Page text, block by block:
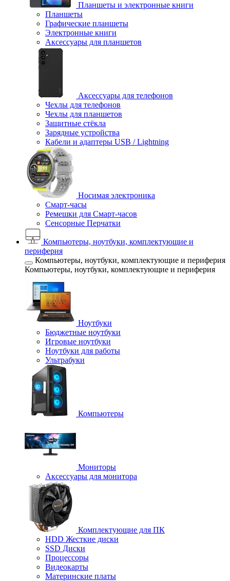
Планшеты и электронные книги
Планшеты
Графические планшеты
Электронные книги
Аксессуары для планшетов
Аксессуары для телефонов
Чехлы для телефонов
Чехлы для планшетов
Защитные стёкла
Зарядные устройства
Кабели и адаптеры USB / Lightning
Носимая электроника
Смарт-часы
Ремешки для Смарт-часов
Сенсорные Перчатки
Компьютеры, ноутбуки, комплектующие и
периферия
Компьютеры, ноутбуки, комплектующие и периферия
Компьютеры, ноутбуки, комплектующие и периферия
Ноутбуки
Бюджетные ноутбуки
Игровые ноутбуки
Ноутбуки для работы
Ультрабуки
Компьютеры
Мониторы
Аксессуары для монитора
Комплектующие для ПК
HDD Жесткие диски
SSD Диски
Процессоры
Видеокарты
Материнские платы